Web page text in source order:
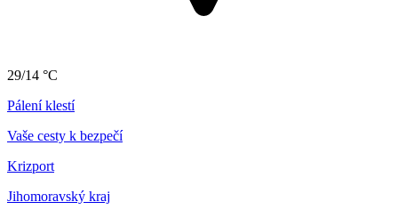
29/14 °C
Pálení klestí
Vaše cesty k bezpečí
Krizport
Jihomoravský kraj